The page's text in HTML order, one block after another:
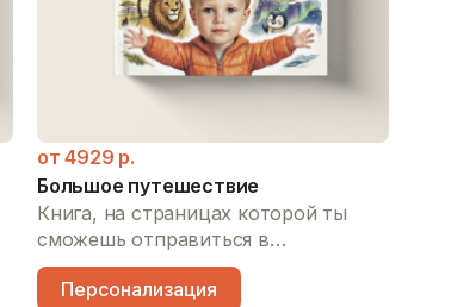
от4929 р.
Большое путешествие
Книга, на страницах которой ты
сможешь отправиться в
захватывающую прогулку по всему
свету: весело пошлепать по мокрой
Персонализация